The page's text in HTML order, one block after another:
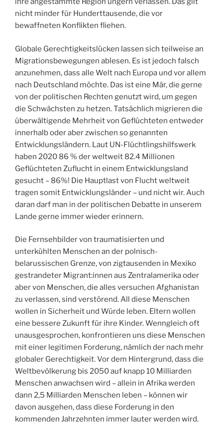
nicht minder für Hunderttausende, die vor
bewaffneten Konflikten fliehen.
Globale Gerechtigkeitslücken lassen sich teilweise an
Migrationsbewegungen ablesen. Es ist jedoch falsch
anzunehmen, dass alle Welt nach Europa und vor allem
nach Deutschland möchte. Das ist eine Mär, die gerne
von der politischen Rechten genutzt wird, um gegen
die Schwächsten zu hetzen. Tatsächlich migrieren die
überwältigende Mehrheit von Geflüchteten entweder
innerhalb oder aber zwischen so genannten
Entwicklungsländern. Laut UN-Flüchtlingshilfswerk
haben 2020 86 % der weltweit 82.4 Millionen
Geflüchteten Zuflucht in einem Entwicklungsland
gesucht – 86%! Die Hauptlast von Flucht weltweit
tragen somit Entwicklungsländer – und nicht wir. Auch
daran darf man in der politischen Debatte in unserem
Lande gerne immer wieder erinnern.
Die Fernsehbilder von traumatisierten und
unterkühlten Menschen an der polnisch-
belarussischen Grenze, von zigtausenden in Mexiko
gestrandeter Migrant:innen aus Zentralamerika oder
aber von Menschen, die alles versuchen Afghanistan
zu verlassen, sind verstörend. All diese Menschen
wollen in Sicherheit und Würde leben. Eltern wollen
eine bessere Zukunft für ihre Kinder. Wenngleich oft
unausgesprochen, konfrontieren uns diese Menschen
mit einer legitimen Forderung, nämlich der nach mehr
globaler Gerechtigkeit. Vor dem Hintergrund, dass die
Weltbevölkerung bis 2050 auf knapp 10 Milliarden
Menschen anwachsen wird – allein in Afrika werden
dann 2,5 Milliarden Menschen leben – können wir
davon ausgehen, dass diese Forderung in den
kommenden Jahrzehnten immer lauter werden wird.